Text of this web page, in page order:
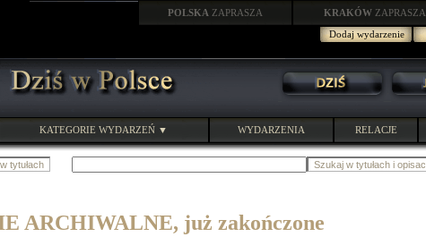
POLSKA ZAPRASZA KRAKÓW ZAPRASZA
Dodaj wydarzenie
KATEGORIE WYDARZEŃ ▼ WYDARZENIA RELACJE
ARCHIWALNE, już zakończone